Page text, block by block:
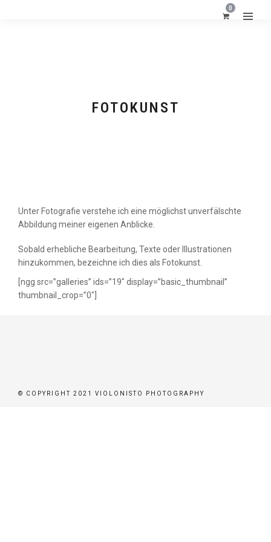
0
FOTOKUNST
Unter Fotografie verstehe ich eine möglichst unverfälschte
Abbildung meiner eigenen Anblicke.
Sobald erhebliche Bearbeitung, Texte oder Illustrationen
hinzukommen, bezeichne ich dies als Fotokunst.
[ngg src=”galleries” ids=”19″ display=”basic_thumbnail”
thumbnail_crop=”0″]
© COPYRIGHT 2021 VIOLONISTO PHOTOGRAPHY